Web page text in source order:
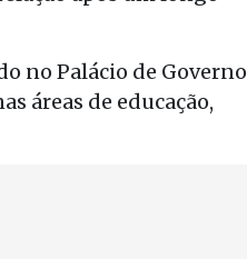
no Palácio de Governo
áreas de educação,